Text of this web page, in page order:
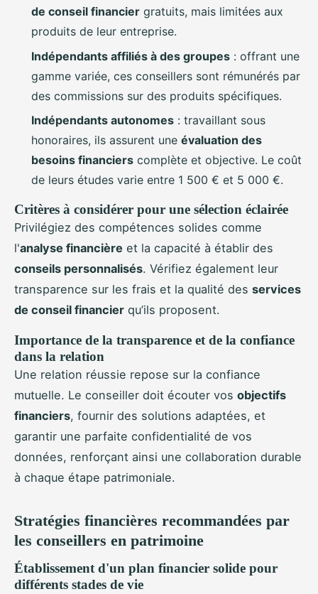
de conseil financier gratuits, mais limitées aux
produits de leur entreprise.
Indépendants affiliés à des groupes : offrant une
gamme variée, ces conseillers sont rémunérés par
des commissions sur des produits spécifiques.
Indépendants autonomes : travaillant sous
honoraires, ils assurent une évaluation des
besoins financiers complète et objective. Le coût
de leurs études varie entre 1 500 € et 5 000 €.
Critères à considérer pour une sélection éclairée
Privilégiez des compétences solides comme
l'analyse financière et la capacité à établir des
conseils personnalisés. Vérifiez également leur
transparence sur les frais et la qualité des services
de conseil financier qu’ils proposent.
Importance de la transparence et de la confiance
dans la relation
Une relation réussie repose sur la confiance
mutuelle. Le conseiller doit écouter vos objectifs
financiers, fournir des solutions adaptées, et
garantir une parfaite confidentialité de vos
données, renforçant ainsi une collaboration durable
à chaque étape patrimoniale.
Stratégies financières recommandées par
les conseillers en patrimoine
Établissement d'un plan financier solide pour
différents stades de vie